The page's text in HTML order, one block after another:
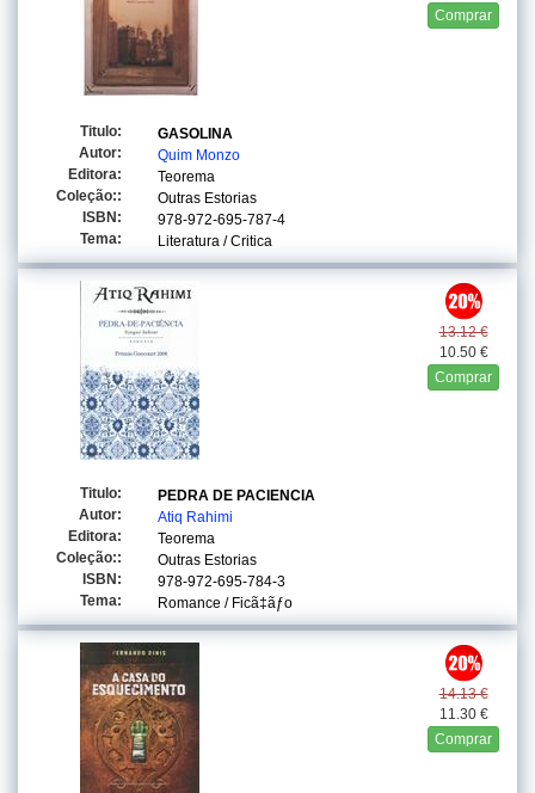
Comprar
Titulo:
GASOLINA
Autor:
Quim Monzo
Editora:
Teorema
Coleção::
Outras Estorias
ISBN:
978-972-695-787-4
Tema:
Literatura / Critica
13.12 €
10.50 €
Comprar
Titulo:
PEDRA DE PACIENCIA
Autor:
Atiq Rahimi
Editora:
Teorema
Coleção::
Outras Estorias
ISBN:
978-972-695-784-3
Tema:
Romance / Ficã‡ãƒo
14.13 €
11.30 €
Comprar